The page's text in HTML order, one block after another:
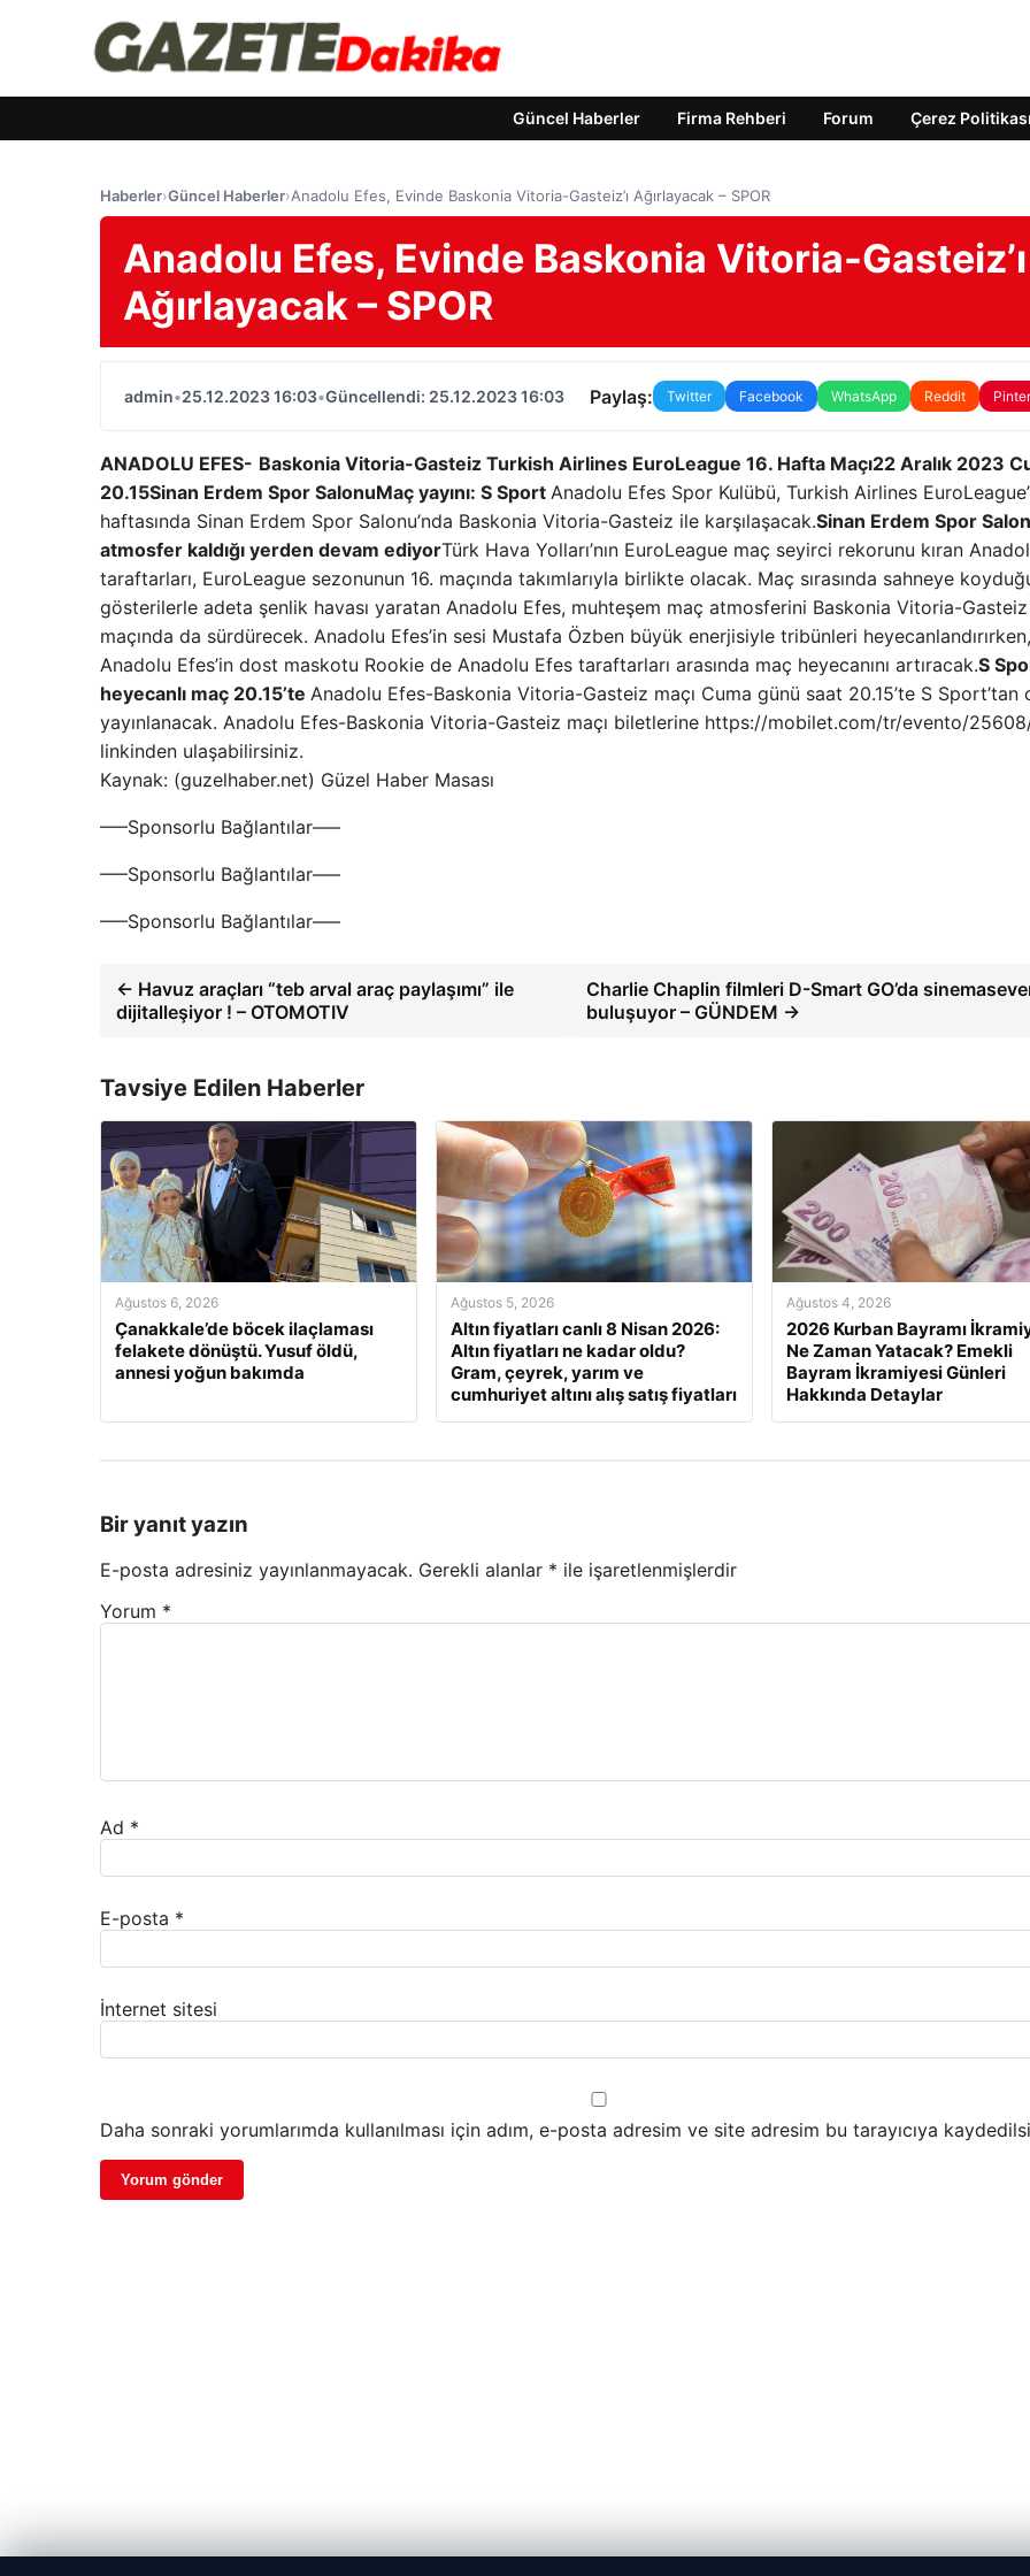
Güncel Haberler Firma Rehberi Forum Çerez Politikası
Haberler›Güncel Haberler›Anadolu Efes, Evinde Baskonia Vitoria-Gasteiz’ı Ağırlayacak – SPOR
Anadolu Efes, Evinde Baskonia Vitoria-Gasteiz’ı
Ağırlayacak – SPOR
admin•25.12.2023 16:03•Güncellendi: 25.12.2023 16:03 Paylaş: Twitter Facebook WhatsApp Reddit
ANADOLU EFES- Baskonia Vitoria-Gasteiz Turkish Airlines EuroLeague 16. Hafta Maçı22 Aralık 2023
20.15Sinan Erdem Spor SalonuMaç yayını: S Sport Anadolu Efes Spor Kulübü, Turkish Airlines
haftasında Sinan Erdem Spor Salonu’nda Baskonia Vitoria-Gasteiz ile karşılaşacak.Sinan Erdem Spor
atmosfer kaldığı yerden devam ediyorTürk Hava Yolları’nın EuroLeague maç seyirci rekorunu kıran
taraftarları, EuroLeague sezonunun 16. maçında takımlarıyla birlikte olacak. Maç sırasında sahneye
gösterilerle adeta şenlik havası yaratan Anadolu Efes, muhteşem maç atmosferini Baskonia Vitoria-Gasteiz
maçında da sürdürecek. Anadolu Efes’in sesi Mustafa Özben büyük enerjisiyle tribünleri heyecanlandırırken,
Anadolu Efes’in dost maskotu Rookie de Anadolu Efes taraftarları arasında maç heyecanını artıracak.S
heyecanlı maç 20.15’te Anadolu Efes-Baskonia Vitoria-Gasteiz maçı Cuma günü saat 20.15’te S Sport’tan
yayınlanacak. Anadolu Efes-Baskonia Vitoria-Gasteiz maçı biletlerine https://mobilet.com/tr/evento/
linkinden ulaşabilirsiniz.
Kaynak: (guzelhaber.net) Güzel Haber Masası
—–Sponsorlu Bağlantılar—–
—–Sponsorlu Bağlantılar—–
—–Sponsorlu Bağlantılar—–
← Havuz araçları “teb arval araç paylaşımı” ile
dijitalleşiyor ! – OTOMOTIV
Charlie Chaplin filmleri D-Smart GO’da
buluşuyor – GÜNDEM →
Tavsiye Edilen Haberler
Ağustos 6, 2026
Çanakkale’de böcek ilaçlaması
felakete dönüştü. Yusuf öldü,
annesi yoğun bakımda
Ağustos 5, 2026
Altın fiyatları canlı 8 Nisan 2026:
Altın fiyatları ne kadar oldu?
Gram, çeyrek, yarım ve
cumhuriyet altını alış satış fiyatları
Ağustos 4, 2026
2026 Kurban Bayramı
Ne Zaman Yatacak? Emekli
Bayram İkramiyesi Günleri
Hakkında Detaylar
Bir yanıt yazın
E-posta adresiniz yayınlanmayacak. Gerekli alanlar * ile işaretlenmişlerdir
Yorum *
Ad *
E-posta *
İnternet sitesi
Daha sonraki yorumlarımda kullanılması için adım, e-posta adresim ve site adresim bu tarayıcıya